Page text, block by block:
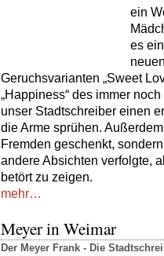
ein
es
Geruchsvarianten „Sweet
„Happiness“ des immer
unser Stadtschreiber einen
die Arme sprühen.
Fremden geschenkt,
andere Absichten verfolgte,
betört zu zeigen.
mehr…
Meyer in Weimar
Der Meyer Frank - Die